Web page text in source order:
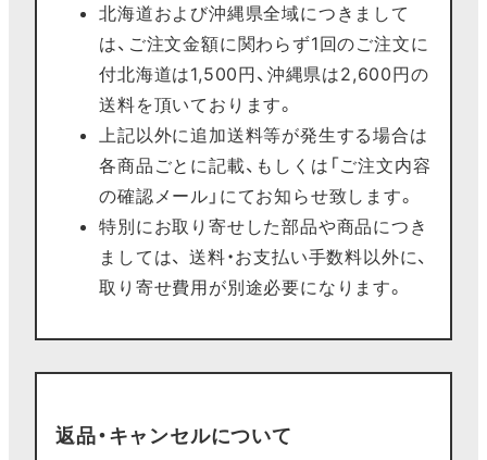
北海道および沖縄県全域につきまして
は、ご注文金額に関わらず1回のご注文に
付北海道は1,500円、沖縄県は2,600円の
送料を頂いております。
上記以外に追加送料等が発生する場合は
各商品ごとに記載、もしくは「ご注文内容
の確認メール」にてお知らせ致します。
特別にお取り寄せした部品や商品につき
ましては、 送料・お支払い手数料以外に、
取り寄せ費用が別途必要になります。
返品・キャンセルについて